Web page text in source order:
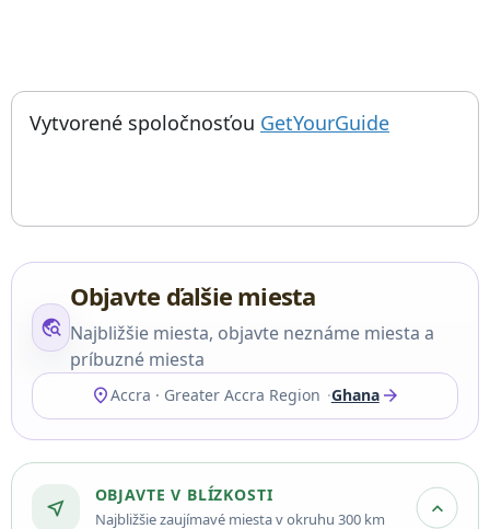
Things to do near Truhlárstvo Kane Kwei, Billy’s work shop,
Vytvorené spoločnosťou GetYourGuide; otvorí sa
travel_explore
Objavte ďalšie miesta
Najbližšie miesta, objavte neznáme miesta a
príbuzné miesta
location_onAccra · Greater Accra Region Ghana arrow_forward
near_me
OBJAVTE V BLÍZKOSTI
Najbližšie zaujímavé miesta v okruhu 300 km expand_more